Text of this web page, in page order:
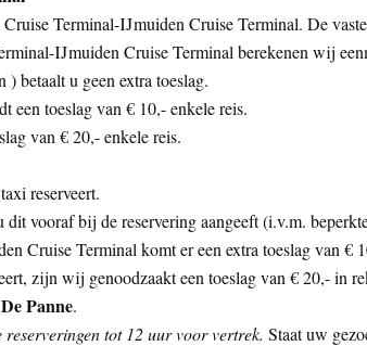
Terminal-IJmuiden Cruise Terminal. De
IJmuiden Cruise Terminal berekenen wij
betaalt u geen extra toeslag.
een toeslag van € 10,- enkele reis.
van € 20,- enkele reis.
reserveert.
vooraf bij de reservering aangeeft (i.v.m.
Cruise Terminal komt er een extra toeslag van €
zijn wij genoodzaakt een toeslag van € 20,- in
Panne.
tot 12 uur voor vertrek. Staat uw